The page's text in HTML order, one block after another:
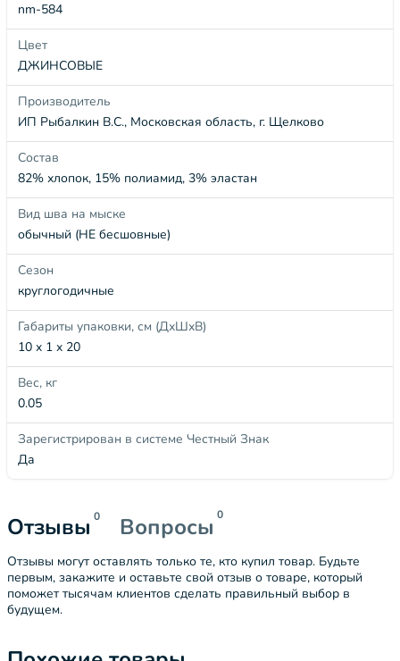
nm-584
Цвет
ДЖИНСОВЫЕ
Производитель
ИП Рыбалкин В.С., Московская область, г. Щелково
Состав
82% хлопок, 15% полиамид, 3% эластан
Вид шва на мыске
обычный (НЕ бесшовные)
Сезон
круглогодичные
Габариты упаковки, см (ДхШхВ)
10 x 1 x 20
Вес, кг
0.05
Зарегистрирован в системе Честный Знак
Да
Отзывы 0 Вопросы 0
Отзывы могут оставлять только те, кто купил товар. Будьте
первым, закажите и оставьте свой отзыв о товаре, который
поможет тысячам клиентов сделать правильный выбор в
будущем.